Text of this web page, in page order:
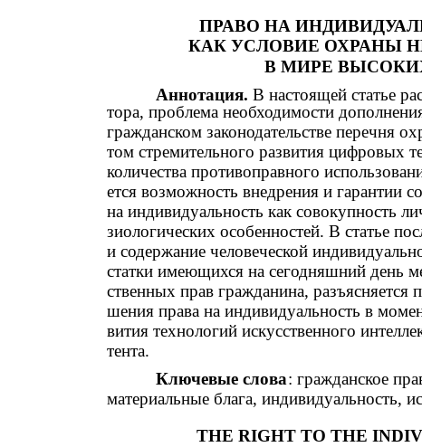
ПРАВО НА
КАК УСЛОВИЕ ОХРАНЫ
В МИРЕ
Аннотация. В настоящей статье
тора, проблема необходимости
гражданском законодательстве перечня
том стремительного развития цифровых
количества противоправного
ется возможность внедрения и гарантии
на индивидуальность как совокупность
зиологических особенностей. В статье
и содержание человеческой
статки имеющихся на сегодняшний день
ственных прав гражданина, разъясняется
шения права на индивидуальность в
вития технологий искусственного
тента.
Ключевые слова: гражданское
материальные блага, индивидуальность,
THE RIGHT TO THE